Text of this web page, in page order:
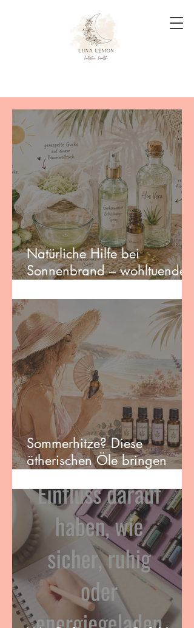
Natürliche Hilfe bei
Sonnenbrand – wohltuende
sonnengestresste Haut
Sommerhitze? Diese
ätherischen Öle bringen